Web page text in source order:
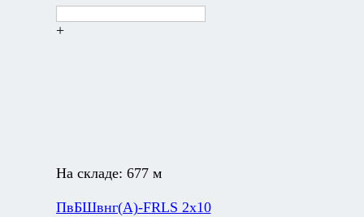
+
На складе: 677 м
ПвБШвнг(А)-FRLS 2х10